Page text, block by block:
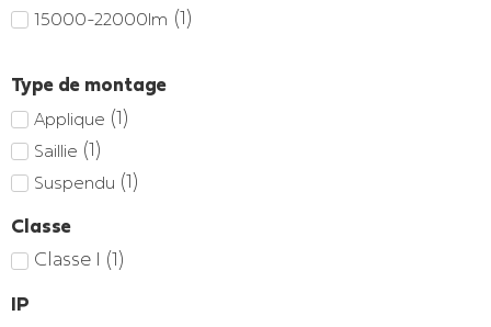
15000-22000lm (1)
Type de montage
Applique (1)
Saillie (1)
Suspendu (1)
Classe
Classe I (1)
IP